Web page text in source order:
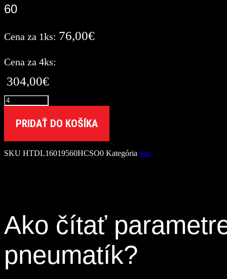
60
Cena za 1ks: 76,00€
Cena za 4ks:
304,00€
množstvo
Taurus
R16C
EVO
PRIDAŤ DO KOŠÍKA
SKU HTDL16019560HCSO0 Kategória leto
Ako čítať
pneumatík?